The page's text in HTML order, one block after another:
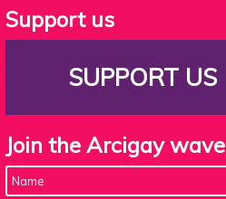
Support us
SUPPORT US
Join the Arcigay wave